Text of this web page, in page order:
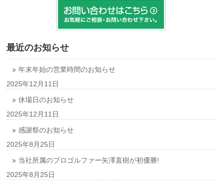
最近のお知らせ
年末年始の営業時間のお知らせ
2025年12月11日
休場日のお知らせ
2025年12月11日
感謝祭のお知らせ
2025年8月25日
当社所属のプロゴルファー矢澤直樹が初優勝!
2025年8月25日